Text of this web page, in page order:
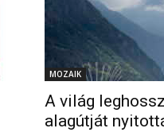
MOZAIK
A világ
alagútját